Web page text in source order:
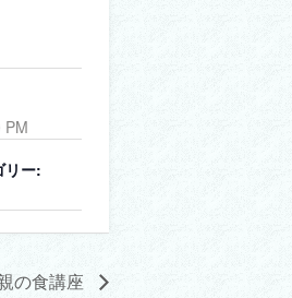
PM
リー:
の食講座